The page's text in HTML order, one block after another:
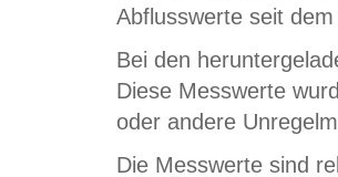
Abflusswerte seit
Bei den
Diese Messwerte
oder andere
Die Messwerte sind